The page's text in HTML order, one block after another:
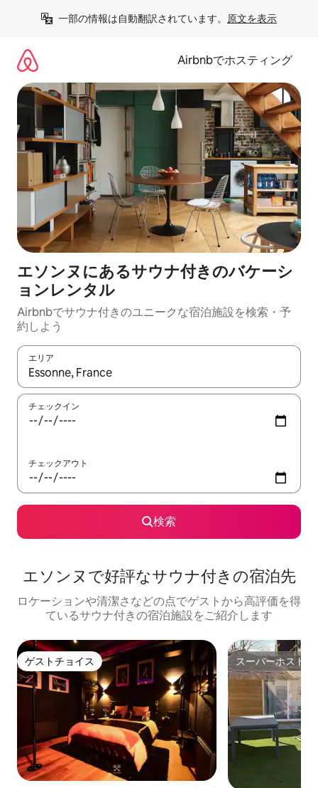
一部の情報は自動翻訳されています。 原文を表示
Airbnbでホスティング
エソンヌにあるサウナ付きのバケーシ
ョンレンタル
Airbnbでサウナ付きのユニークな宿泊施設を検索・予
約しよう
エリア
検索結果が表示されたら、上下の矢印キーを使って移動するか
チェックイン
チェックアウト
検索
エソンヌで好評なサウナ付きの宿泊先
ロケーションや清潔さなどの点でゲストから高評価を得
ているサウナ付きの宿泊施設をご紹介します
ゲストチョイス
ゲストチョイス スーパーホスト
スーパーホスト